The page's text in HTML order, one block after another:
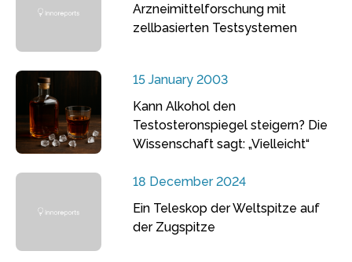
Arzneimittelforschung mit
zellbasierten Testsystemen
15 January 2003
Kann Alkohol den
Testosteronspiegel steigern? Die
Wissenschaft sagt: „Vielleicht“
18 December 2024
Ein Teleskop der Weltspitze auf
der Zugspitze